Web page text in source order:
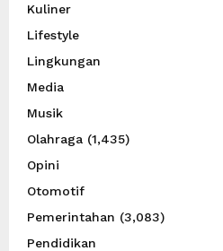
Kuliner
Lifestyle
Lingkungan
Media
Musik
Olahraga (1,435)
Opini
Otomotif
Pemerintahan (3,083)
Pendidikan